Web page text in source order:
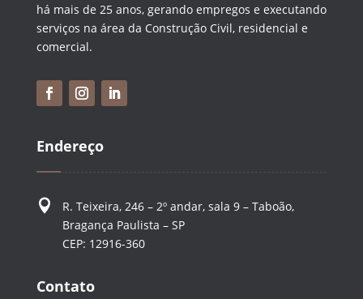
há mais de 25 anos, gerando empregos e executando
serviços na área da Construção Civil, residencial e
comercial.
Endereço

R. Teixeira, 246 – 2º andar, sala 9 – Taboão,
Bragança Paulista – SP
CEP: 12916-360
Contato